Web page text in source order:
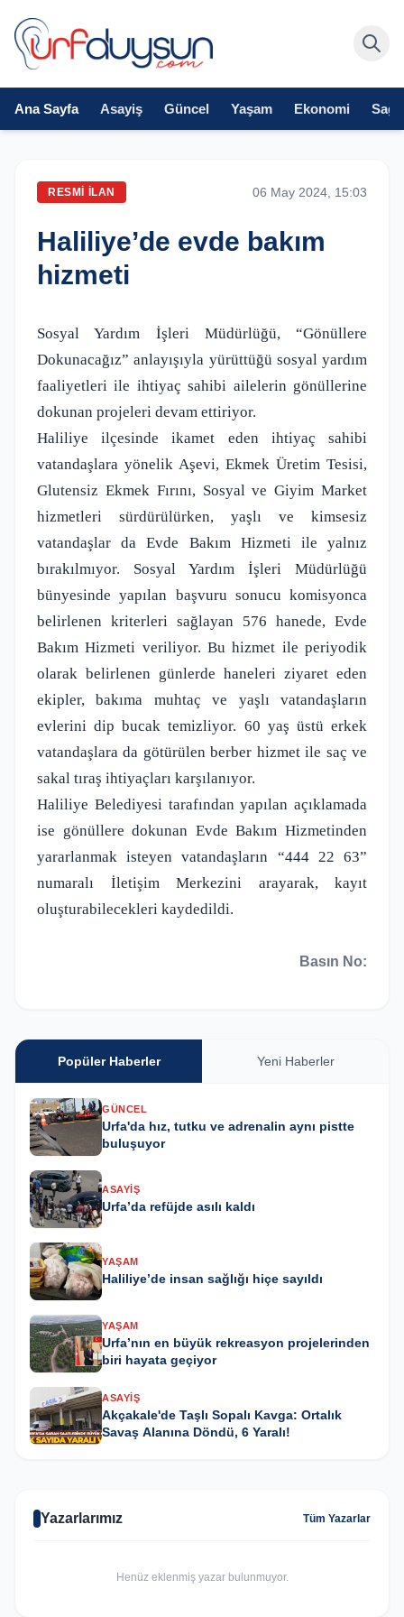
Ana Sayfa Asayiş Güncel Yaşam Ekonomi
RESMI İLAN 06 May 2024, 15:03
Haliliye’de evde bakım
hizmeti
Sosyal Yardım İşleri Müdürlüğü, “Gönüllere
Dokunacağız” anlayışıyla yürüttüğü sosyal yardım
faaliyetleri ile ihtiyaç sahibi ailelerin gönüllerine
dokunan projeleri devam ettiriyor.
Haliliye ilçesinde ikamet eden ihtiyaç sahibi
vatandaşlara yönelik Aşevi, Ekmek Üretim Tesisi,
Glutensiz Ekmek Fırını, Sosyal ve Giyim Market
hizmetleri sürdürülürken, yaşlı ve kimsesiz
vatandaşlar da Evde Bakım Hizmeti ile yalnız
bırakılmıyor. Sosyal Yardım İşleri Müdürlüğü
bünyesinde yapılan başvuru sonucu komisyonca
belirlenen kriterleri sağlayan 576 hanede, Evde
Bakım Hizmeti veriliyor. Bu hizmet ile periyodik
olarak belirlenen günlerde haneleri ziyaret eden
ekipler, bakıma muhtaç ve yaşlı vatandaşların
evlerini dip bucak temizliyor. 60 yaş üstü erkek
vatandaşlara da götürülen berber hizmet ile saç ve
sakal tıraş ihtiyaçları karşılanıyor.
Haliliye Belediyesi tarafından yapılan açıklamada
ise gönüllere dokunan Evde Bakım Hizmetinden
yararlanmak isteyen vatandaşların “444 22 63”
numaralı İletişim Merkezini arayarak, kayıt
oluşturabilecekleri kaydedildi.
Basın No:
Popüler Haberler Yeni Haberler
GÜNCEL
Urfa'da hız, tutku ve adrenalin aynı pistte
buluşuyor
ASAYIŞ
Urfa’da refüjde asılı kaldı
YAŞAM
Haliliye’de insan sağlığı hiçe sayıldı
YAŞAM
Urfa’nın en büyük rekreasyon projelerinden
biri hayata geçiyor
ASAYIŞ
Akçakale'de Taşlı Sopalı Kavga: Ortalık
Savaş Alanına Döndü, 6 Yaralı!
Yazarlarımız Tüm Yazarlar
Henüz eklenmiş yazar bulunmuyor.